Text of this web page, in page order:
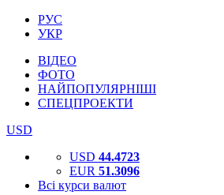
РУС
УКР
ВІДЕО
ФОТО
НАЙПОПУЛЯРНІШІ
СПЕЦПРОЕКТИ
USD
USD 44.4723
EUR 51.3096
Всі курси валют